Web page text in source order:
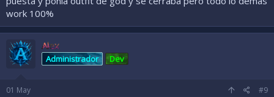
work 100%
Alex
Administrador Dev
01 May #9